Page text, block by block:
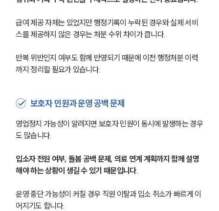
급여 제공 자체는 있었지만 행정기록이 누락된 경우와 실제 서비
스를 제공하지 않은 경우는 처분 수위 차이가 큽니다.
반복 위반인지 여부도 함께 반영되기 때문에 이전 행정처분 이력
까지 정리할 필요가 있습니다.
보호자 민원과 운영 공백 문제
영업정지 가능성이 알려지면 보호자 민원이 동시에 발생하는 경우
도 많습니다.
입소자 전원 여부, 돌봄 공백 문제, 의료 연계 계획까지 함께 설명
해야 하는 상황이 생길 수 있기 때문입니다.
운영 중단 가능성이 커질 경우 직원 이탈과 입소 취소가 빠르게 이
어지기도 합니다.